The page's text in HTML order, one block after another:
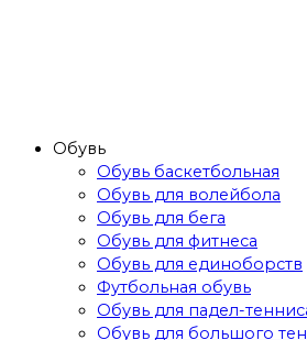
Обувь
Обувь баскетбольная
Обувь для волейбола
Обувь для бега
Обувь для фитнеса
Обувь для единоборств
Футбольная обувь
Обувь для падел-
Обувь для большого